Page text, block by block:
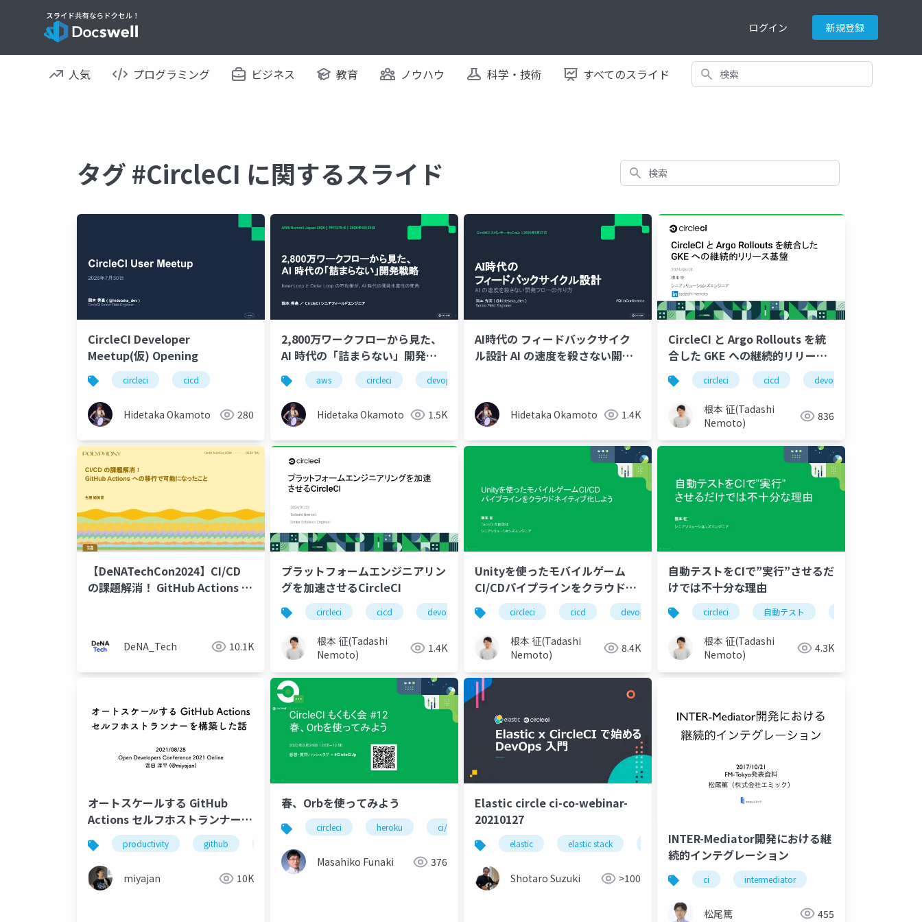
ログイン 新規登録
人気 プログラミング ビジネス 教育 ノウハウ 科学・技術 すべてのスライド 検索
タグ #CircleCI に関するスライド 検索
CircleCI Developer
Meetup(仮) Opening
circleci cicd
Hidetaka Okamoto 280
2,800万ワークフローから見た、
AI 時代の「詰まらない」開発戦
略
aws circleci devops
Hidetaka Okamoto 1.5K
AI時代の フィードバックサイク
ル設計 AI の速度を殺さない開発
Hidetaka Okamoto 1.4K
CircleCI と Argo Rollouts を統
合した GKE への継続的リリース
基盤
circleci cicd devops
根本 征(Tadashi
Nemoto)
836
【DeNATechCon2024】CI/CD
の課題解消！ GitHub Actions へ
DeNA_Tech 10.1K
プラットフォームエンジニアリン
グを加速させるCircleCI
circleci cicd devops platform kubernetes
根本 征(Tadashi
Nemoto)
1.4K
Unityを使ったモバイルゲーム
CI/CDパイプラインをクラウドネ
イティブ化しよう
circleci cicd devops unity ゲーム モバイル
根本 征(Tadashi
Nemoto)
8.4K
自動テストをCIで”実行”させるだ
けでは不十分な理由
circleci 自動テスト
根本 征(Tadashi
Nemoto)
4.3K
オートスケールする GitHub
Actions セルフホストランナーを
構築した話productivity github
miyajan 10K
春、Orbを使ってみよう
circleci heroku ci/cd container
Masahiko Funaki 376
Elastic circle ci-co-webinar-
20210127
elastic elastic stack elasticsearch elastic cloud
Shotaro Suzuki >100
INTER-Mediator開発における継
続的インテグレーション
ci intermediator
松尾篤 455